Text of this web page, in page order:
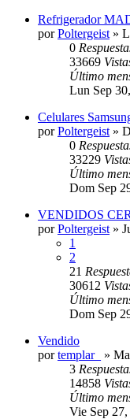
Refrigerador
porPoltergeist »
0
33669
Último
Lun Sep
Celulares
porPoltergeist »
0
33229
Último
Dom Sep
VENDIDOS
porPoltergeist »
1
2
21
30612
Último
Dom Sep
Vendido
portemplar_ »
3
14858
Último
Vie Sep